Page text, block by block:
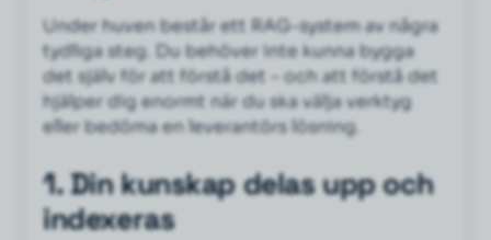
Under huven består ett RAG-system av några
tydliga steg. Du behöver inte kunna bygga
det själv för att förstå det – och att förstå det
hjälper dig enormt när du ska välja verktyg
eller bedöma en leverantörs lösning.
1. Din kunskap delas upp och
indexeras